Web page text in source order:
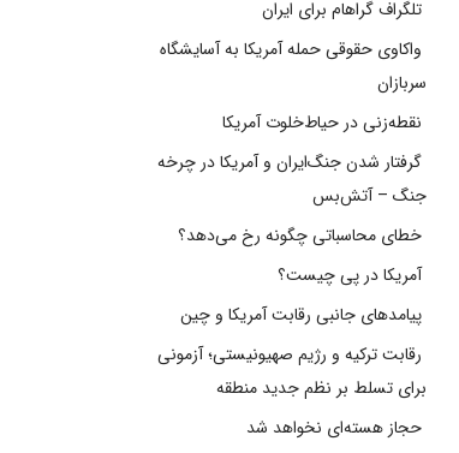
تلگراف گراهام برای ایران
واکاوی حقوقی حمله آمریکا به آسایشگاه
سربازان
نقطه‌زنی در حیاط‌خلوت آمریکا
گرفتار شدن جنگ‌ایران و آمریکا در چرخه
جنگ – آتش‌بس
خطای محاسباتی چگونه رخ می‌دهد؟
آمریکا در پی چیست؟
پیامدهای جانبی رقابت آمریکا و چین
رقابت ترکیه و رژیم صهیونیستی؛ آزمونی
برای تسلط بر نظم جدید منطقه
حجاز هسته‌ای نخواهد شد